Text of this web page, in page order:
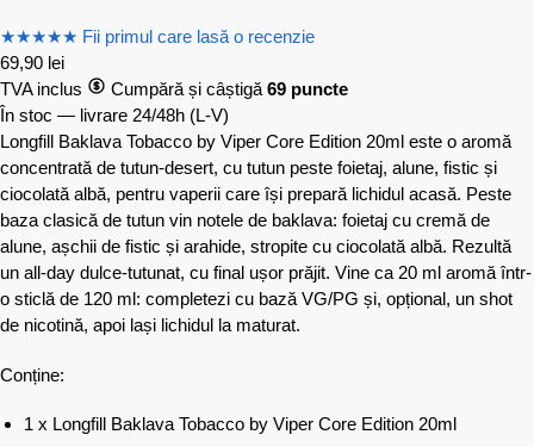
★★★★★ Fii primul care lasă o recenzie
69,90 lei
TVA inclus
Cumpără și câștigă 69 puncte
În stoc — livrare 24/48h (L-V)
Longfill Baklava Tobacco by Viper Core Edition 20ml este o aromă
concentrată de tutun-desert, cu tutun peste foietaj, alune, fistic și
ciocolată albă, pentru vaperii care își prepară lichidul acasă. Peste
baza clasică de tutun vin notele de baklava: foietaj cu cremă de
alune, așchii de fistic și arahide, stropite cu ciocolată albă. Rezultă
un all-day dulce-tutunat, cu final ușor prăjit. Vine ca 20 ml aromă într-
o sticlă de 120 ml: completezi cu bază VG/PG și, opțional, un shot
de nicotină, apoi lași lichidul la maturat.
Conține:
1 x Longfill Baklava Tobacco by Viper Core Edition 20ml